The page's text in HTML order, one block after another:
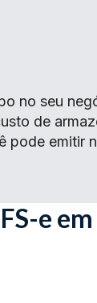
no seu
de
pode emitir
e em